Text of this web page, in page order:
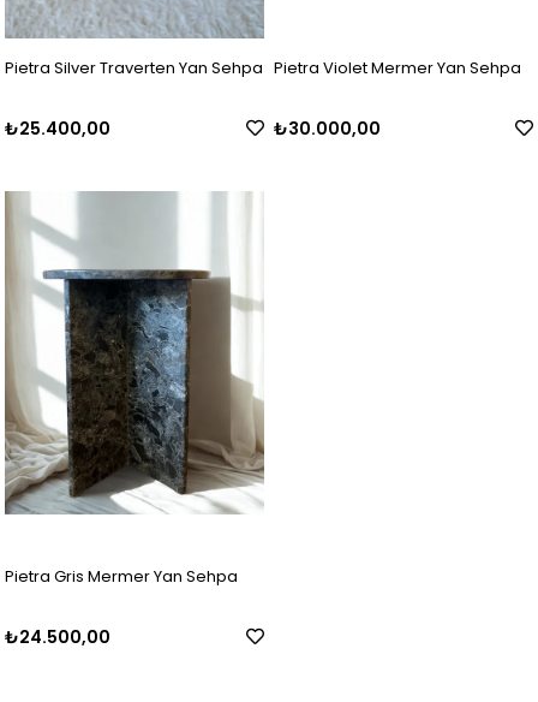
Pietra Silver Traverten Yan Sehpa
₺25.400,00
Pietra Violet Mermer Yan Sehpa
₺30.000,00
Pietra Gris Mermer Yan Sehpa
₺24.500,00